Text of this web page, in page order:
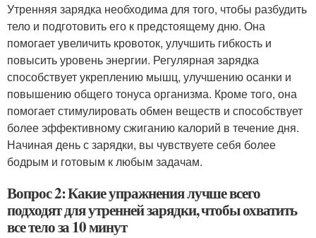
Утренняя зарядка необходима для того, чтобы разбудить
тело и подготовить его к предстоящему дню. Она
помогает увеличить кровоток, улучшить гибкость и
повысить уровень энергии. Регулярная зарядка
способствует укреплению мышц, улучшению осанки и
повышению общего тонуса организма. Кроме того, она
помогает стимулировать обмен веществ и способствует
более эффективному сжиганию калорий в течение дня.
Начиная день с зарядки, вы чувствуете себя более
бодрым и готовым к любым задачам.
Вопрос 2: Какие упражнения лучше всего
подходят для утренней зарядки, чтобы охватить
все тело за 10 минут